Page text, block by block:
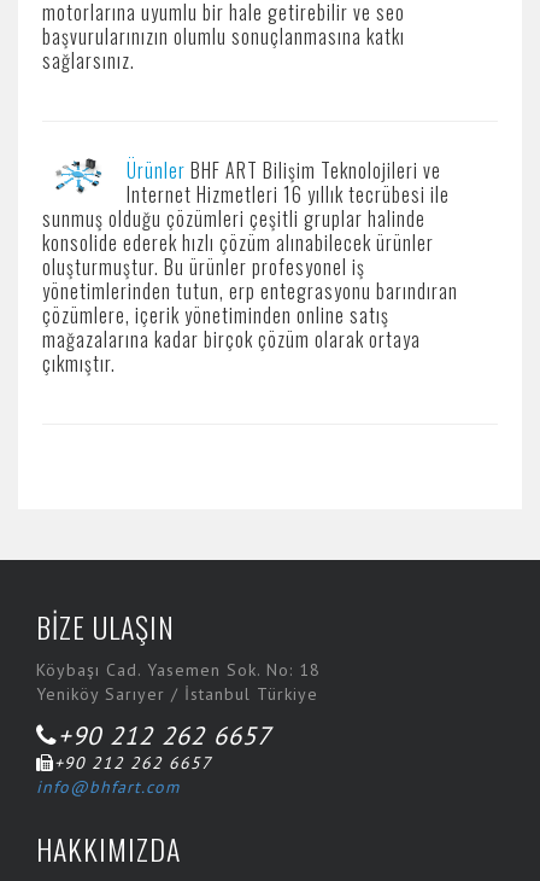
motorlarına uyumlu bir hale getirebilir ve seo
başvurularınızın olumlu sonuçlanmasına katkı
sağlarsınız.
Ürünler BHF ART Bilişim Teknolojileri ve
Internet Hizmetleri 16 yıllık tecrübesi ile
sunmuş olduğu çözümleri çeşitli gruplar halinde
konsolide ederek hızlı çözüm alınabilecek ürünler
oluşturmuştur. Bu ürünler profesyonel iş
yönetimlerinden tutun, erp entegrasyonu barındıran
çözümlere, içerik yönetiminden online satış
mağazalarına kadar birçok çözüm olarak ortaya
çıkmıştır.
BİZE ULAŞIN
Köybaşı Cad. Yasemen Sok. No: 18
Yeniköy Sarıyer / İstanbul Türkiye
+90 212 262 6657
+90 212 262 6657
info@bhfart.com
HAKKIMIZDA